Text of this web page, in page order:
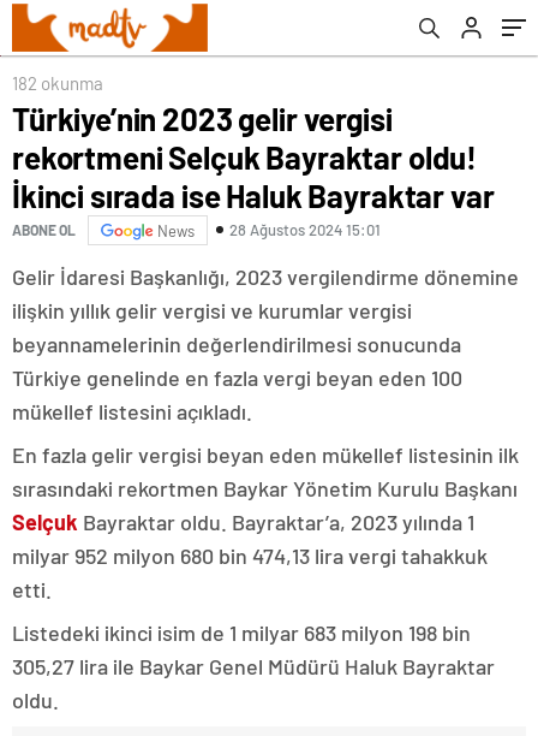
Bayraktar var
182 okunma
Türkiye’nin 2023 gelir vergisi
rekortmeni Selçuk Bayraktar oldu!
İkinci sırada ise Haluk Bayraktar var
ABONE OL News 28 Ağustos 2024 15:01
Gelir İdaresi Başkanlığı, 2023 vergilendirme dönemine
ilişkin yıllık gelir vergisi ve kurumlar vergisi
beyannamelerinin değerlendirilmesi sonucunda
Türkiye genelinde en fazla vergi beyan eden 100
mükellef listesini açıkladı.
En fazla gelir vergisi beyan eden mükellef listesinin ilk
sırasındaki rekortmen Baykar Yönetim Kurulu Başkanı
Selçuk Bayraktar oldu. Bayraktar’a, 2023 yılında 1
milyar 952 milyon 680 bin 474,13 lira vergi tahakkuk
etti.
Listedeki ikinci isim de 1 milyar 683 milyon 198 bin
305,27 lira ile Baykar Genel Müdürü Haluk Bayraktar
oldu.